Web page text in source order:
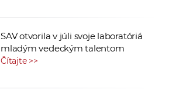
SAV otvorila v júli svoje laboratóriá
mladým vedeckým talentom
Čítajte >>